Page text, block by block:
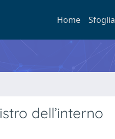
Home Sfoglia
dell’interno